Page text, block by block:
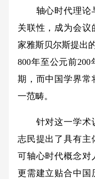
轴心时代理论
关联性，成为会议
家雅斯贝尔斯提出
800年至公元前
期，而中国学界常
一范畴。
针对这一学术
志民提出了具有主
可轴心时代概念对
更需建立贴合中国